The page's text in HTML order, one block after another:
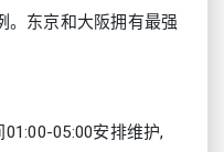
。东京和大阪拥有最强
05:00安排维护,